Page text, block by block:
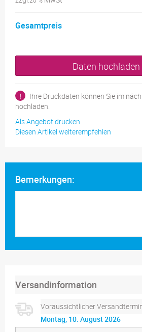
Gesamtpreis
Daten hochladen
!
Ihre Druckdaten können Sie im
hochladen.
Als Angebot drucken
Diesen Artikel weiterempfehlen
Bemerkungen:
Versandinformation
Voraussichtlicher
Montag, 10. August 2026